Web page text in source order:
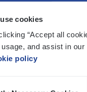
cookies
“Accept all
and assist in
policy